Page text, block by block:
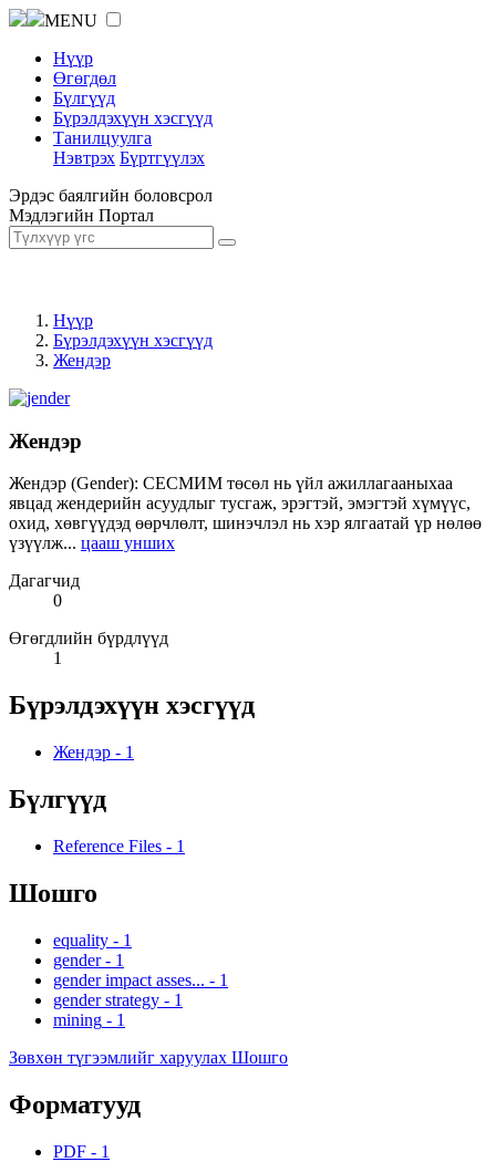
MENU
Нүүр
Өгөгдөл
Бүлгүүд
Бүрэлдэхүүн хэсгүүд
Танилцуулга
Нэвтрэх Бүртгүүлэх
Эрдэс баялгийн боловсрол
Мэдлэгийн Портал
Нүүр
Бүрэлдэхүүн хэсгүүд
Жендэр
Жендэр
Жендэр (Gender): СЕСМИМ төсөл нь үйл ажиллагааныхаа
явцад жендерийн асуудлыг тусгаж, эрэгтэй, эмэгтэй хүмүүс,
охид, хөвгүүдэд өөрчлөлт, шинэчлэл нь хэр ялгаатай үр нөлөө
үзүүлж... цааш унших
Дагагчид
0
Өгөгдлийн бүрдлүүд
1
Бүрэлдэхүүн хэсгүүд
Жендэр - 1
Бүлгүүд
Reference Files - 1
Шошго
equality - 1
gender - 1
gender impact asses... - 1
gender strategy - 1
mining - 1
Зөвхөн түгээмлийг харуулах Шошго
Форматууд
PDF - 1